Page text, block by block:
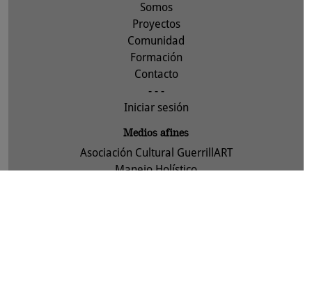
Somos
Proyectos
Comunidad
Formación
Contacto
- - -
Iniciar sesión
Medios afines
Asociación Cultural GuerrillART
Manejo Holístico